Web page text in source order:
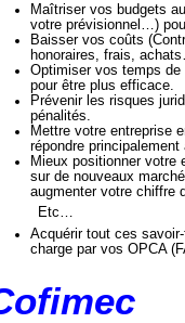
Maîtriser vos budgets
votre prévisionnel…)
Baisser vos coûts
honoraires, frais,
Optimiser vos temps
pour être plus efficace.
Prévenir les risques
pénalités.
Mettre votre entreprise
répondre
Mieux positionner votre
sur de nouveaux
augmenter votre chiffre
Etc…
Acquérir tout ces
charge par vos OPCA